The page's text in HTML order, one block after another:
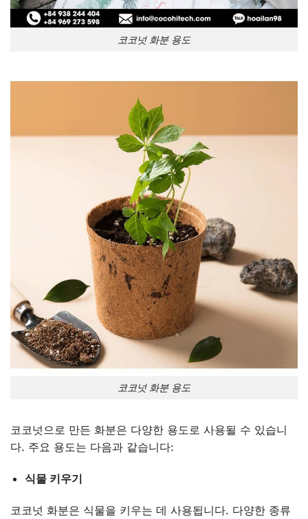
코코넛 화분 용도
코코넛 화분 용도
코코넛으로 만든 화분은 다양한 용도로 사용될 수 있습니
다. 주요 용도는 다음과 같습니다:
식물 키우기
코코넛 화분은 식물을 키우는 데 사용됩니다. 다양한 종류